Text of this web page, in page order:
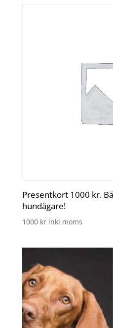
Presentkort 1000 kr.
hundägare!
1000 kr inkl moms